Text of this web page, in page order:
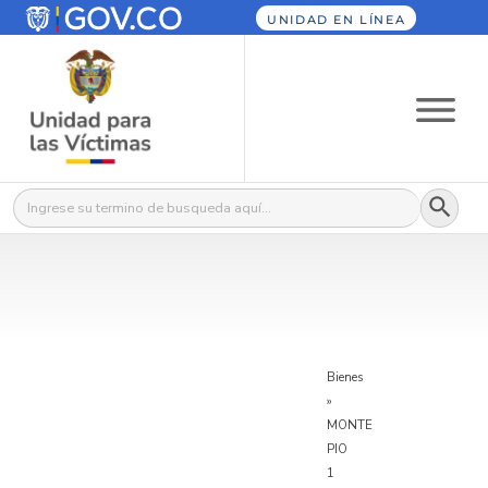
UNIDAD EN LÍNEA
Buscar: Botón
Bienes
»
MONTE
PIO
1